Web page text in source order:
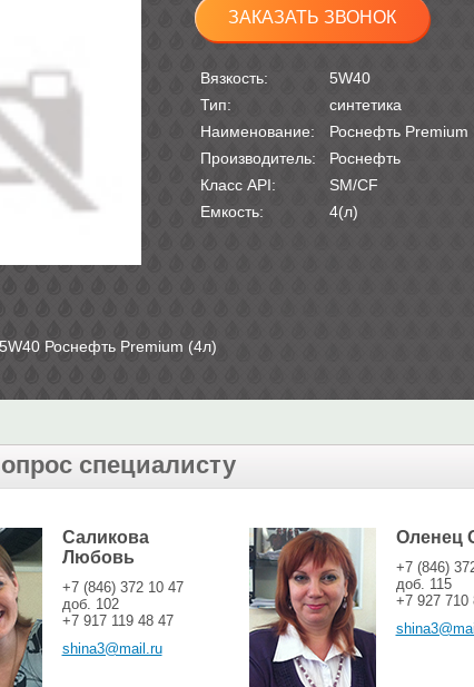
ЗАКАЗАТЬ ЗВОНОК
Вязкость:
5W40
Тип:
синтетика
Наименование:
Роснефть Premium
Производитель:
Роснефть
Класс API:
SM/CF
Емкость:
4(л)
Роснефть Premium (4л)
специалисту
Саликова
Любовь
+7 (846) 372 10 47
доб. 102
+7 917 119 48 47
shina3@mail.ru
Оленец
+7 (846)
доб. 115
+7 927 710